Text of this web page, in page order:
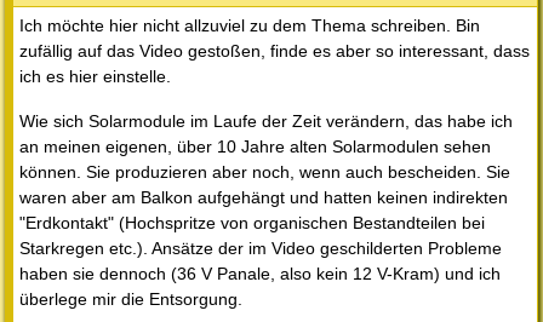
Ich möchte hier nicht allzuviel zu dem Thema schreiben. Bin
zufällig auf das Video gestoßen, finde es aber so interessant, dass
ich es hier einstelle.
Wie sich Solarmodule im Laufe der Zeit verändern, das habe ich
an meinen eigenen, über 10 Jahre alten Solarmodulen sehen
können. Sie produzieren aber noch, wenn auch bescheiden. Sie
waren aber am Balkon aufgehängt und hatten keinen indirekten
"Erdkontakt" (Hochspritze von organischen Bestandteilen bei
Starkregen etc.). Ansätze der im Video geschilderten Probleme
haben sie dennoch (36 V Panale, also kein 12 V-Kram) und ich
überlege mir die Entsorgung.